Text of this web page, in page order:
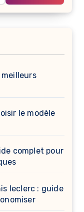
le modèle
complet pour
leclerc : guide